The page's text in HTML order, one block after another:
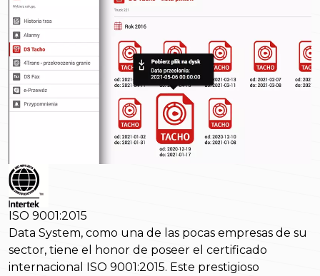
ISO 9001:2015
Data System, como una de las pocas empresas de su
sector, tiene el honor de poseer el certificado
internacional ISO 9001:2015. Este prestigioso